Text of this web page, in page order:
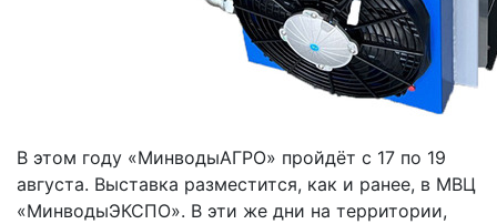
В этом году «МинводыАГРО» пройдёт с 17 по 19
августа. Выставка разместится, как и ранее, в МВЦ
«МинводыЭКСПО». В эти же дни на территории,